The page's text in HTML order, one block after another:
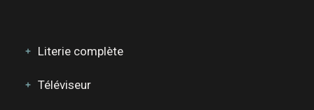
Literie complète
Téléviseur